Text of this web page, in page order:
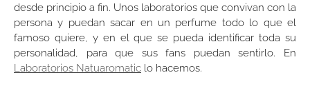
desde principio a fin. Unos laboratorios que convivan con la
persona y puedan sacar en un perfume todo lo que el
famoso quiere, y en el que se pueda identificar toda su
personalidad, para que sus fans puedan sentirlo. En
Laboratorios Natuaromatic lo hacemos.